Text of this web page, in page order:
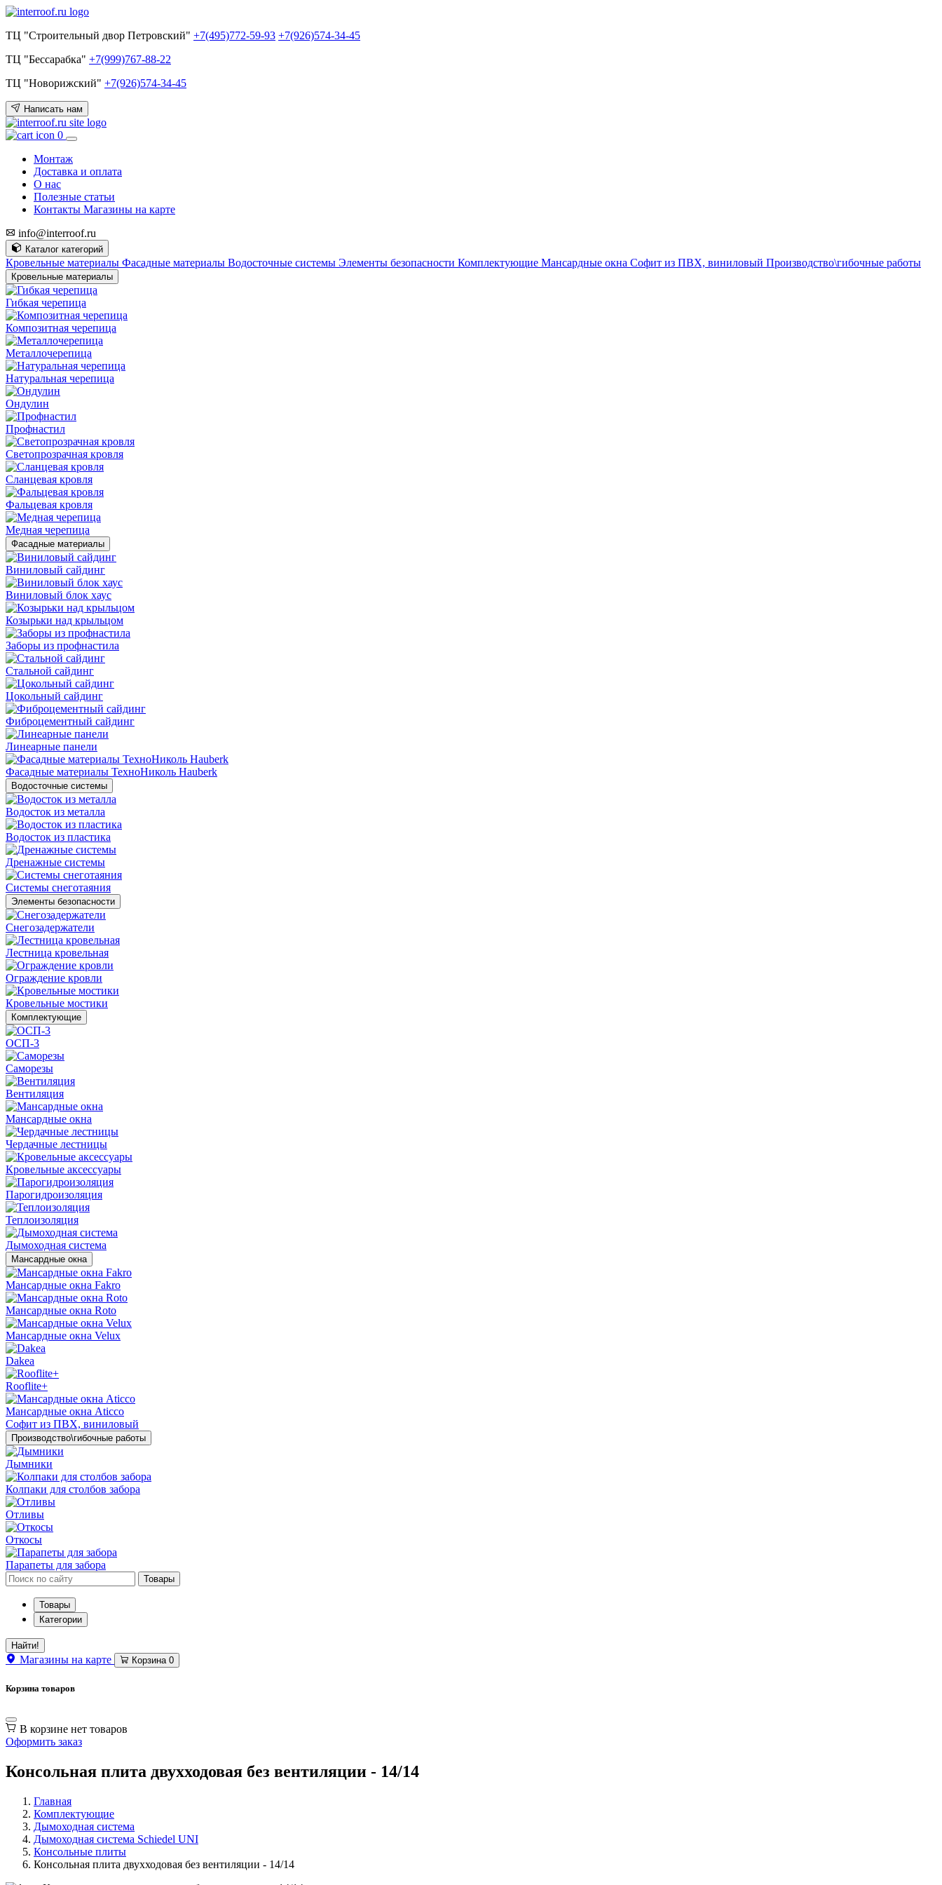
ТЦ "Строительный двор Петровский" +7(495)772-59-93 +7(926)574-34-45
ТЦ "Бессарабка" +7(999)767-88-22
ТЦ "Новорижский" +7(926)574-34-45
Написать нам
0
Монтаж
Доставка и оплата
О нас
Полезные статьи
Контакты Магазины на карте
info@interroof.ru
Каталог категорий
Кровельные материалы Фасадные материалы Водосточные системы Элементы безопасности Комплектующие Мансардные окна Софит из ПВХ, виниловый Производство\гибочные работы
Кровельные материалы
Гибкая черепица
Композитная черепица
Металлочерепица
Натуральная черепица
Ондулин
Профнастил
Светопрозрачная кровля
Сланцевая кровля
Фальцевая кровля
Медная черепица
Фасадные материалы
Виниловый сайдинг
Виниловый блок хаус
Козырьки над крыльцом
Заборы из профнастила
Стальной сайдинг
Цокольный сайдинг
Фиброцементный сайдинг
Линеарные панели
Фасадные материалы ТехноНиколь Hauberk
Водосточные системы
Водосток из металла
Водосток из пластика
Дренажные системы
Системы снеготаяния
Элементы безопасности
Снегозадержатели
Лестница кровельная
Ограждение кровли
Кровельные мостики
Комплектующие
ОСП-3
Саморезы
Вентиляция
Мансардные окна
Чердачные лестницы
Кровельные аксессуары
Парогидроизоляция
Теплоизоляция
Дымоходная система
Мансардные окна
Мансардные окна Fakro
Мансардные окна Roto
Мансардные окна Velux
Dakea
Rooflite+
Мансардные окна Aticco
Софит из ПВХ, виниловый
Производство\гибочные работы
Дымники
Колпаки для столбов забора
Отливы
Откосы
Парапеты для забора
Товары
Товары
Категории
Найти!
Магазины на карте Корзина 0
Корзина товаров
В корзине нет товаров
Оформить заказ
Консольная плита двухходовая без вентиляции - 14/14
Главная
Комплектующие
Дымоходная система
Дымоходная система Schiedel UNI
Консольные плиты
Консольная плита двухходовая без вентиляции - 14/14